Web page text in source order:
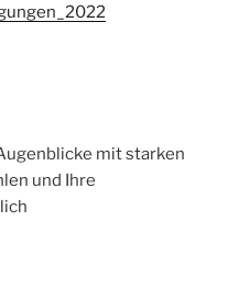
mit starken
und Ihre